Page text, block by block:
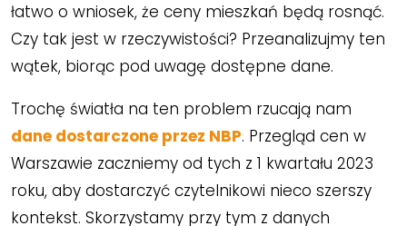
łatwo o wniosek, że ceny mieszkań będą rosnąć.
Czy tak jest w rzeczywistości? Przeanalizujmy ten
wątek, biorąc pod uwagę dostępne dane.
Trochę światła na ten problem rzucają nam
dane dostarczone przez NBP. Przegląd cen w
Warszawie zaczniemy od tych z 1 kwartału 2023
roku, aby dostarczyć czytelnikowi nieco szerszy
kontekst. Skorzystamy przy tym z danych